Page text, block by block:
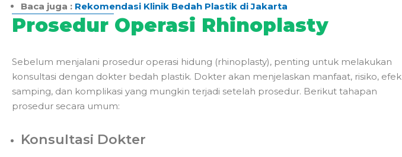
Baca juga : Rekomendasi Klinik Bedah Plastik di Jakarta
Prosedur Operasi Rhinoplasty
Sebelum menjalani prosedur operasi hidung (rhinoplasty), penting untuk melakukan
konsultasi dengan dokter bedah plastik. Dokter akan menjelaskan manfaat, risiko, efek
samping, dan komplikasi yang mungkin terjadi setelah prosedur. Berikut tahapan
prosedur secara umum:
Konsultasi Dokter